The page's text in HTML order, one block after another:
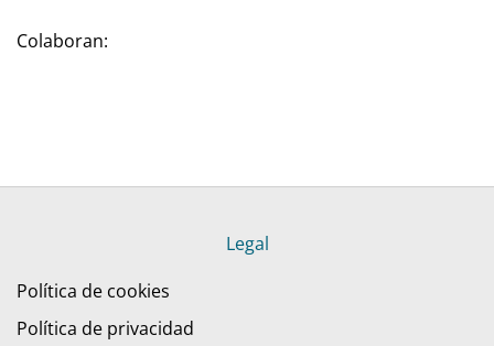
Colaboran:
Legal
Política de cookies
Política de privacidad